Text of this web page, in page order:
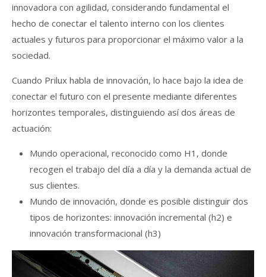
innovadora con agilidad, considerando fundamental el
hecho de conectar el talento interno con los clientes
actuales y futuros para proporcionar el máximo valor a la
sociedad.
Cuando Prilux habla de innovación, lo hace bajo la idea de
conectar el futuro con el presente mediante diferentes
horizontes temporales, distinguiendo así dos áreas de
actuación:
Mundo operacional, reconocido como H1, donde
recogen el trabajo del día a día y la demanda actual de
sus clientes.
Mundo de innovación, donde es posible distinguir dos
tipos de horizontes: innovación incremental (h2) e
innovación transformacional (h3)